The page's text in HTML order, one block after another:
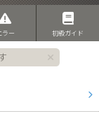
ラー 初級ガイド